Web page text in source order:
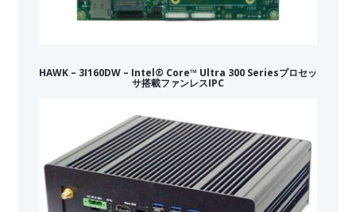
HAWK – 3I160DW – Intel® Core™ Ultra 300 Seriesプロセッ
サ搭載ファンレスIPC